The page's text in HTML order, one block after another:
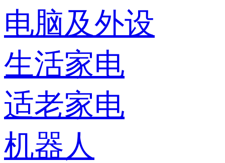
电脑及外设
生活家电
适老家电
机器人